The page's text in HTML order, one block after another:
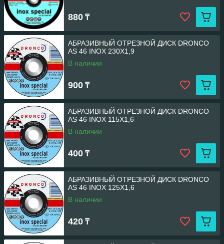
880 ₸
АБРАЗИВНЫЙ ОТРЕЗНОЙ ДИСК DRONCO
AS 46 INOX 230Х1,9
В наличии
900 ₸
АБРАЗИВНЫЙ ОТРЕЗНОЙ ДИСК DRONCO
AS 46 INOX 115Х1,6
В наличии
400 ₸
АБРАЗИВНЫЙ ОТРЕЗНОЙ ДИСК DRONCO
AS 46 INOX 125Х1,6
В наличии
420 ₸